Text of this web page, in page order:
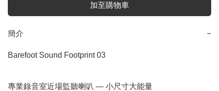
加至購物車
簡介 −
Barefoot Sound Footprint 03
專業錄音室近場監聽喇叭 — 小尺寸大能量